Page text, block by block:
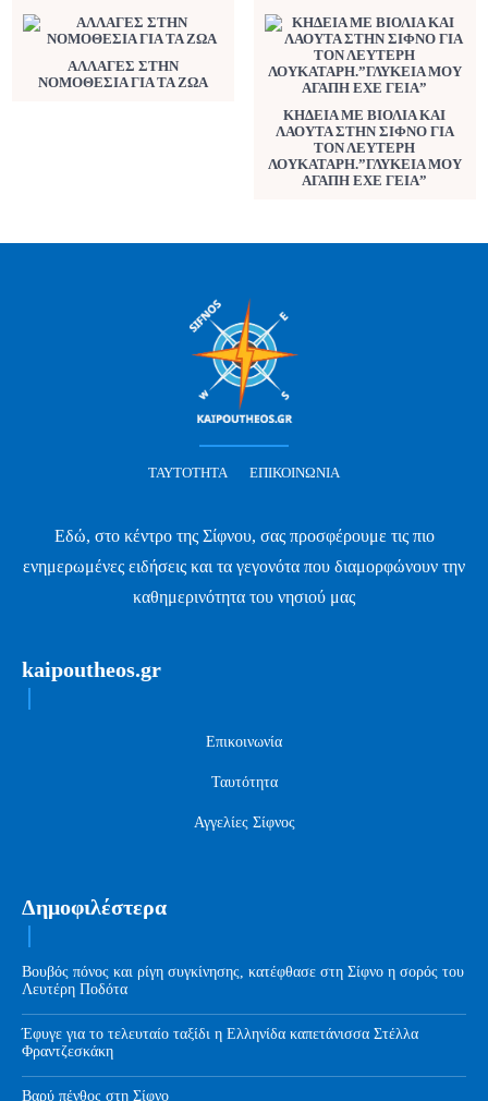
ΑΛΛΑΓΕΣ ΣΤΗΝ
ΝΟΜΟΘΕΣΙΑ ΓΙΑ ΤΑ ΖΩΑ
ΚΗΔΕΙΑ ΜΕ ΒΙΟΛΙΑ ΚΑΙ
ΛΑΟΥΤΑ ΣΤΗΝ ΣΙΦΝΟ ΓΙΑ
ΤΟΝ ΛΕΥΤΕΡΗ
ΛΟΥΚΑΤΑΡΗ.”ΓΛΥΚΕΙΑ ΜΟΥ
ΑΓΑΠΗ ΕΧΕ ΓΕΙΑ”
ΤΑΥΤΌΤΗΤΑ ΕΠΙΚΟΙΝΩΝΊΑ
Εδώ, στο κέντρο της Σίφνου, σας προσφέρουμε τις πιο
ενημερωμένες ειδήσεις και τα γεγονότα που διαμορφώνουν την
καθημερινότητα του νησιού μας
kaipoutheos.gr
Επικοινωνία
Ταυτότητα
Αγγελίες Σίφνος
Δημοφιλέστερα
Βουβός πόνος και ρίγη συγκίνησης, κατέφθασε στη Σίφνο η σορός του
Λευτέρη Ποδότα
Έφυγε για το τελευταίο ταξίδι η Ελληνίδα καπετάνισσα Στέλλα
Φραντζεσκάκη
Βαρύ πένθος στη Σίφνο